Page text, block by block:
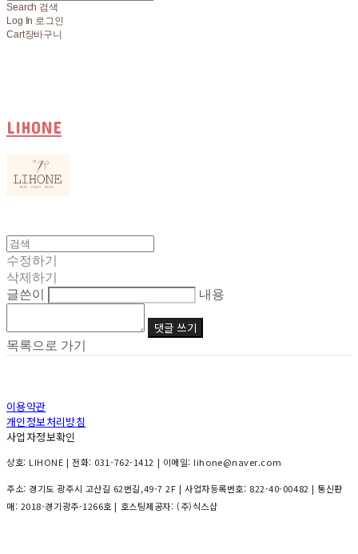
Search 검색
Log In 로그인
Cart장바구니
LIHONE
수정하기
삭제하기
글쓴이
내용
댓글 쓰기
목록으로 가기
이용약관
개인정보처리방침
사업자정보확인
상호: LIHONE | 전화: 031-762-1412 | 이메일: lihone@naver.com
주소: 경기도 광주시 고산길 62번길,49-7 2F | 사업자등록번호: 822-40-00482 | 통신판
매: 2018-경기광주-1266호 | 호스팅제공자: (주)식스샵